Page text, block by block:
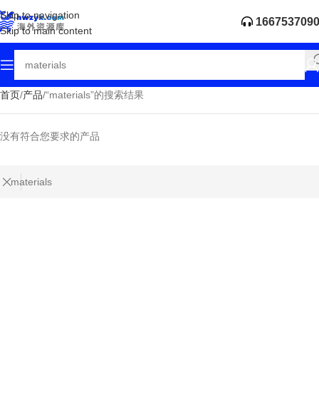
Skip to navigation
Skip to main content
首页 产品 “materials”的搜索结果
没有符合您要求的产品